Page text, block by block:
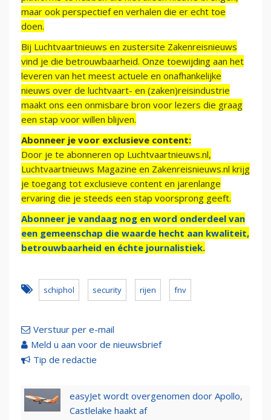
maar ook perspectief en verhalen die er echt toe
doen.
Bij Luchtvaartnieuws en zustersite Zakenreisnieuws
vind je die betrouwbaarheid. Onze toewijding aan het
leveren van het meest actuele en onafhankelijke
nieuws over de luchtvaart- en (zaken)reisindustrie
maakt ons een onmisbare bron voor lezers die graag
een stap voor willen blijven.
Abonneer je voor exclusieve content:
Door je te abonneren op Luchtvaartnieuws.nl,
Luchtvaartnieuws Magazine en Zakenreisnieuws.nl krijg
je toegang tot exclusieve content en jarenlange
ervaring die je steeds een stap voorsprong geeft.
Abonneer je vandaag nog en word onderdeel van
een gemeenschap die waarde hecht aan kwaliteit,
betrouwbaarheid en échte journalistiek.
schiphol security rijen fnv
Verstuur per e-mail
Meld u aan voor de nieuwsbrief
Tip de redactie
easyJet wordt overgenomen door Apollo,
Castlelake haakt af